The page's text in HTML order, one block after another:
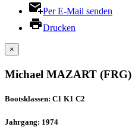
Per E-Mail senden
Drucken
×
Michael MAZART (FRG)
Bootsklassen: C1 K1 C2
Jahrgang: 1974